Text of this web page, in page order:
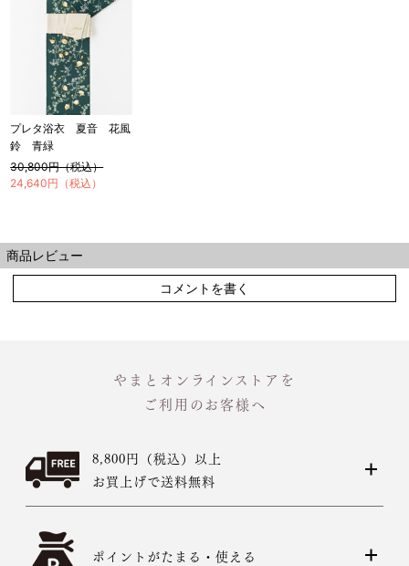
プレタ浴衣 夏音 花風
鈴 青緑
30,800円（税込）
24,640円（税込）
商品レビュー
コメントを書く
やまとオンラインストアを
ご利用のお客様へ
8,800円（税込）以上
お買上げで送料無料
ポイントがたまる・使える